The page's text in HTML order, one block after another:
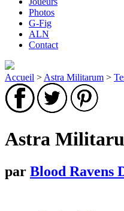
Photos
G-Fig
ALN
Contact
Accueil > Astra Militarum >
Astra
par Blood Ravens